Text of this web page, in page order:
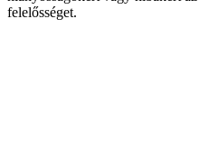
felelősséget.